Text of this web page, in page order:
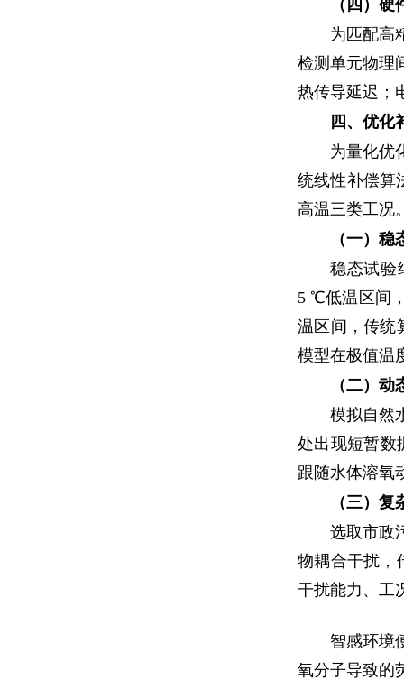
（四）
为匹配高
检测单元物理
热传导延迟；
四、优化
为量化优
统线性补偿算
高温三类工况
（一）
稳态试验
5 ℃低温区间
温区间，传统
模型在极值温
（二）
模拟自然
处出现短暂数
跟随水体溶氧
（三）
选取市政
物耦合干扰，
干扰能力、工
智感环境
氧分子导致的